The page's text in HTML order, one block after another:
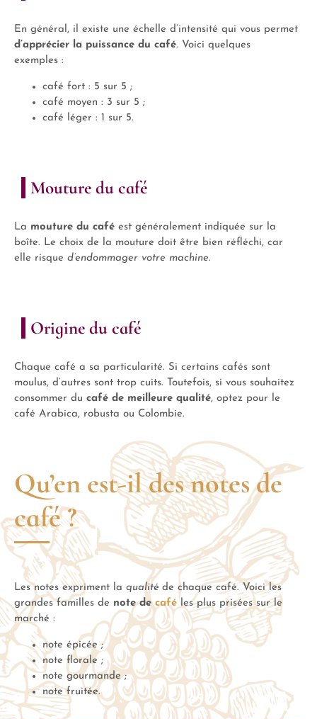
En général, il existe une échelle d’intensité qui vous permet
d’apprécier la puissance du café. Voici quelques
exemples :
café fort : 5 sur 5 ;
café moyen : 3 sur 5 ;
café léger : 1 sur 5.
Mouture du café
La mouture du café est généralement indiquée sur la
boîte. Le choix de la mouture doit être bien réfléchi, car
elle risque d’endommager votre machine.
Origine du café
Chaque café a sa particularité. Si certains cafés sont
moulus, d’autres sont trop cuits. Toutefois, si vous souhaitez
consommer du café de meilleure qualité, optez pour le
café Arabica, robusta ou Colombie.
Qu’en est-il des notes de
café ?
Les notes expriment la qualitéde chaque café. Voici les
grandes familles de note decafé les plus prisées sur le
marché :
note épicée ;
note florale ;
note gourmande ;
note fruitée.